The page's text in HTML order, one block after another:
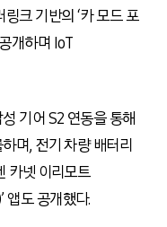
크 기반의 ‘카 모드 포
개하며 IoT
기어 S2 연동을 통해
며, 전기 차량 배터리
카넷 이리모트
도 공개했다.